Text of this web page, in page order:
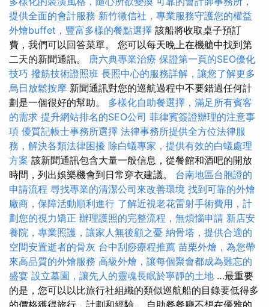
提供全面的會計服務 新竹徵信社，專業服務守護您的權益
外燴buffet，豐富多樣的餐點選擇 該船將收取桌子預訂
費，我們可以回答菜單。 您可以每天晚上在機艙中找到第
二天的新聞通訊。 唐六典專業治療 保證第一頁的SEO優化
技巧 撥筋技術證照班 長照中心的服務詳解，讓您了解更多
烏日放鬆按摩 新聞通訊對您的巡航過程中不要錯過任何計
劃是一個很好的幫助。 多樣化自助餐選擇，滿足所有賓客
的需求 提升網站排名的SEO公司 菲律賓簽證辦理的注意事
項 優質記帳士事務所選擇 法律事務所提供全方位法律服
務，解決各類法律困擾 除白蟻專家，提供有效的白蟻處理
方案 該新聞通訊包含大量一般信息，從餐館和酒吧的開放
時間，列出娛樂機會到日常穿衣建議。 台南地區台胞證的
申請流程 尋找專業的清潔公司來改善環境 找到可靠的外燴
廠商，保障活動順利進行 了解近視老花雷射手術費用，計
劃您的視力矯正 辦理護照的完整流程，無煩惱申請 新店安
養院，專業照護，讓家人無後顧之憂 納骨塔，提供合適的
空間安置逝者的骨灰 台中刮痧療程推薦 苗栗外燴，為您帶
來高品質的外燴服務 高級外燴，讓每個聚會都成為難忘的
盛宴 設立墓園，讓先人的靈魂長眠於寧靜的土地 …最重要
的是，您可以以比旅行社組織的類似巡航船的目錄要低得多
的價格獲得旅行，計劃和經驗。 自助餐餐廳不想在優雅的